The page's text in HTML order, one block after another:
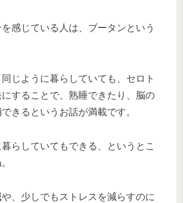
感じている人は、ブータンという
じように暮らしていても、セロト
することで、熟睡できたり、脳の
きるというお話が満載です。
らしていてもできる、というとこ
、少しでもストレスを減らすのに